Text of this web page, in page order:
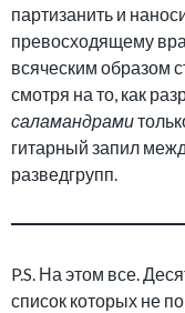
партизанить и
превосходящему
всяческим образом
смотря на то, как
саламандрами
гитарный запил
разведгрупп.
P.S. На этом все.
список которых не